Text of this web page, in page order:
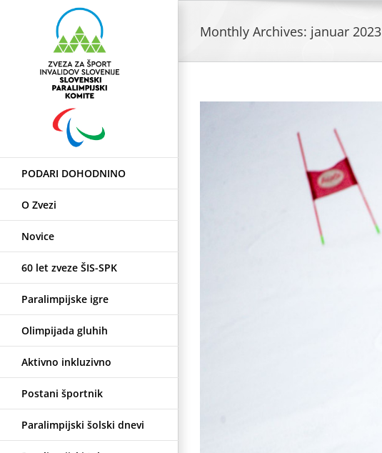
PODARI DOHODNINO
O Zvezi
Novice
60 let zveze ŠIS-SPK
Paralimpijske igre
Olimpijada gluhih
Aktivno inkluzivno
Postani športnik
Paralimpijski šolski dnevi
Monthly Archives: januar 2023